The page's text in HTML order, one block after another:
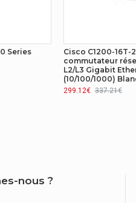
en miroir des ports)
Series
Cisco C1200-16T-
commutateur
L2/L3 Gigabit
(10/100/1000)
299.12€ 337.21€
nous ?